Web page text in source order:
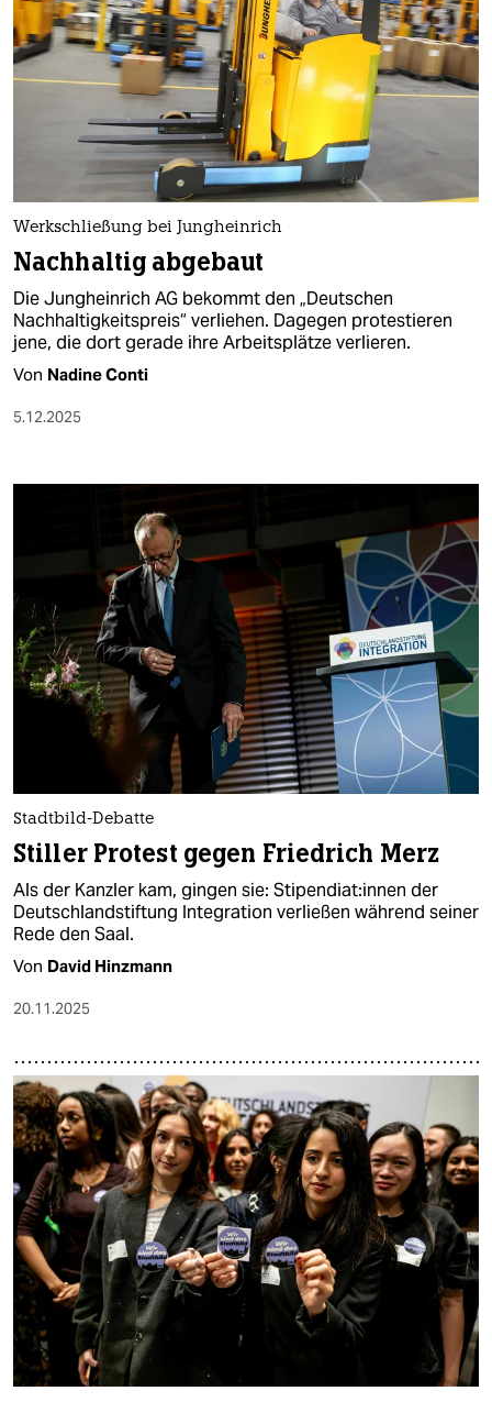
Werkschließung bei Jungheinrich
Nachhaltig abgebaut
Die Jungheinrich AG bekommt den „Deutschen
Nachhaltigkeitspreis“ verliehen. Dagegen protestieren
jene, die dort gerade ihre Arbeitsplätze verlieren.
Von Nadine Conti
5.12.2025
Stadtbild-Debatte
Stiller Protest gegen Friedrich Merz
Als der Kanzler kam, gingen sie: Sti­pen­dia­t:in­nen der
Deutschlandstiftung Integration verließen während seiner
Rede den Saal.
Von David Hinzmann
20.11.2025